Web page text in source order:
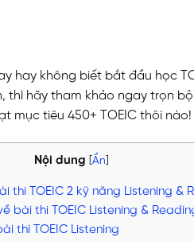
hay không biết bắt đầu học
thì hãy tham khảo ngay trọn
mục tiêu 450+ TOEIC thôi nào!
Nội dung Ẩn
thi TOEIC 2 kỹ năng Listening &
bài thi TOEIC Listening &
thi TOEIC Listening